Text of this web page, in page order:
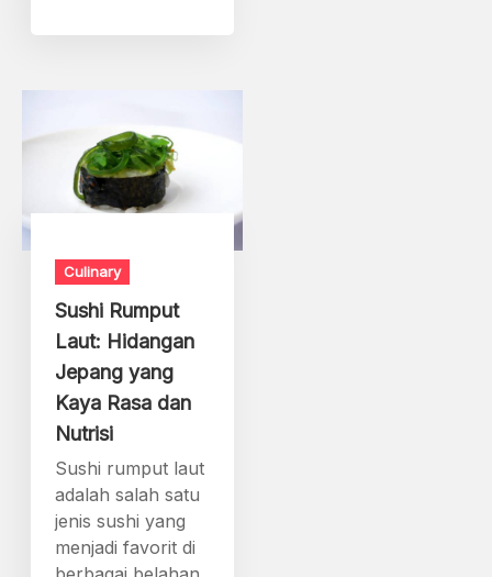
Culinary
Sushi Rumput
Laut: Hidangan
Jepang yang
Kaya Rasa dan
Nutrisi
Sushi rumput laut
adalah salah satu
jenis sushi yang
menjadi favorit di